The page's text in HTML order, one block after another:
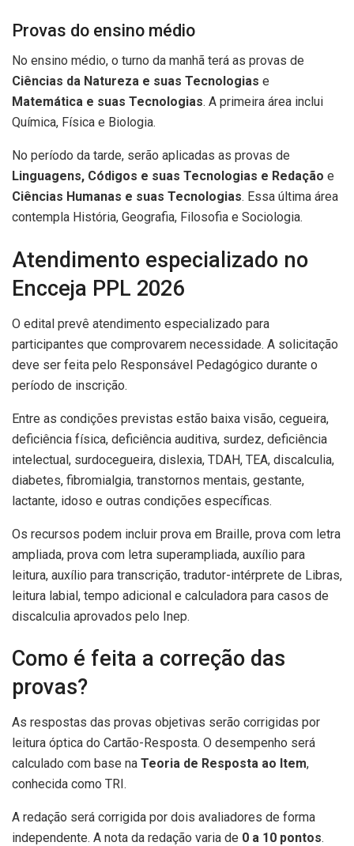
Provas do ensino médio
No ensino médio, o turno da manhã terá as provas de
Ciências da Natureza e suas Tecnologias e
Matemática e suas Tecnologias. A primeira área inclui
Química, Física e Biologia.
No período da tarde, serão aplicadas as provas de
Linguagens, Códigos e suas Tecnologias e Redação e
Ciências Humanas e suas Tecnologias. Essa última área
contempla História, Geografia, Filosofia e Sociologia.
Atendimento especializado no
Encceja PPL 2026
O edital prevê atendimento especializado para
participantes que comprovarem necessidade. A solicitação
deve ser feita pelo Responsável Pedagógico durante o
período de inscrição.
Entre as condições previstas estão baixa visão, cegueira,
deficiência física, deficiência auditiva, surdez, deficiência
intelectual, surdocegueira, dislexia, TDAH, TEA, discalculia,
diabetes, fibromialgia, transtornos mentais, gestante,
lactante, idoso e outras condições específicas.
Os recursos podem incluir prova em Braille, prova com letra
ampliada, prova com letra superampliada, auxílio para
leitura, auxílio para transcrição, tradutor-intérprete de Libras,
leitura labial, tempo adicional e calculadora para casos de
discalculia aprovados pelo Inep.
Como é feita a correção das
provas?
As respostas das provas objetivas serão corrigidas por
leitura óptica do Cartão-Resposta. O desempenho será
calculado com base na Teoria de Resposta ao Item,
conhecida como TRI.
A redação será corrigida por dois avaliadores de forma
independente. A nota da redação varia de 0 a 10 pontos.